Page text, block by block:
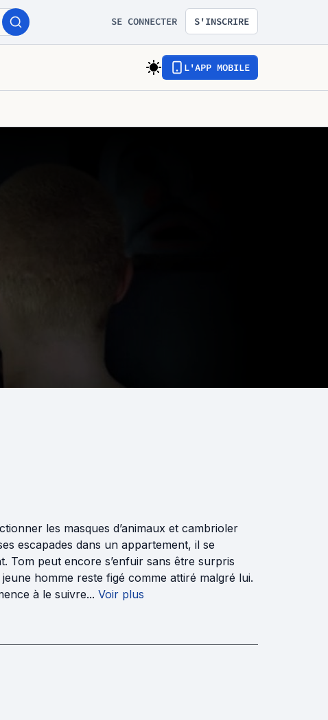
SE CONNECTER S'INSCRIRE
L'APP MOBILE
les masques d’animaux et cambrioler
escapades dans un appartement, il se
Tom peut encore s’enfuir sans être surpris
homme reste figé comme attiré malgré lui.
à le suivre... Voir plus